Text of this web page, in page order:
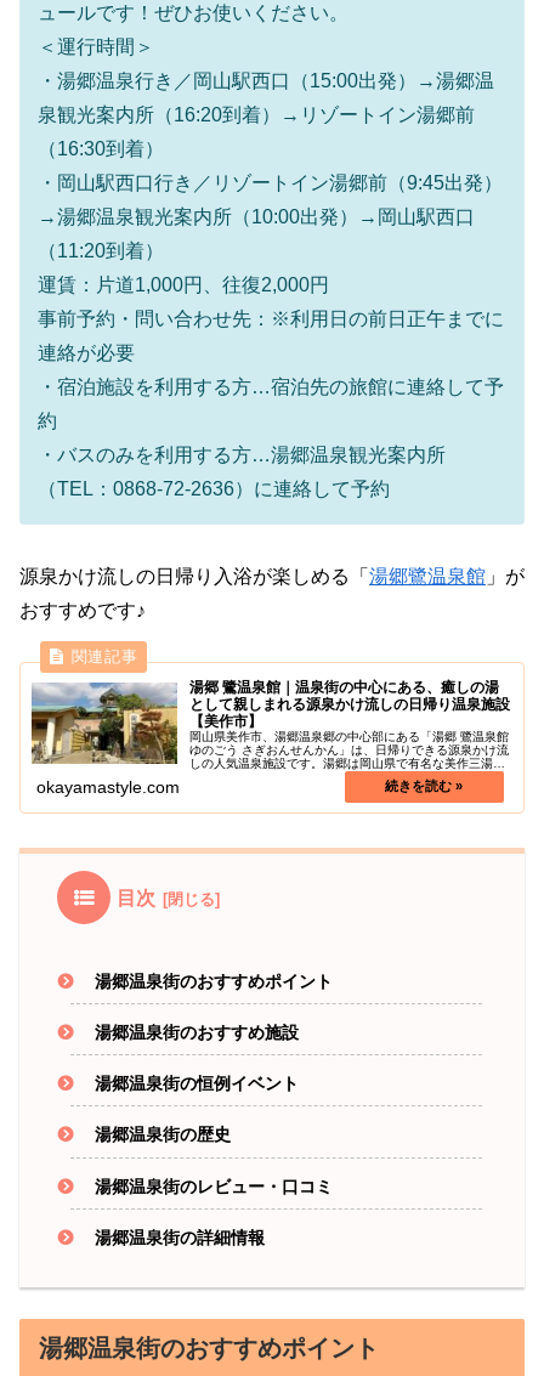
ュールです！ぜひお使いください。
＜運行時間＞
・湯郷温泉行き／岡山駅西口（15:00出発）→湯郷温
泉観光案内所（16:20到着）→リゾートイン湯郷前
（16:30到着）
・岡山駅西口行き／リゾートイン湯郷前（9:45出発）
→湯郷温泉観光案内所（10:00出発）→岡山駅西口
（11:20到着）
運賃：片道1,000円、往復2,000円
事前予約・問い合わせ先：※利用日の前日正午までに
連絡が必要
・宿泊施設を利用する方…宿泊先の旅館に連絡して予
約
・バスのみを利用する方…湯郷温泉観光案内所
（TEL：0868-72-2636）に連絡して予約
源泉かけ流しの日帰り入浴が楽しめる「 湯郷鷺温泉館 」が
おすすめです♪
湯郷 鷺温泉館｜温泉街の中心にある、癒しの湯
として親しまれる源泉かけ流しの日帰り温泉施設
【美作市】
岡山県美作市、湯郷温泉郷の中心部にある「湯郷 鷺温泉館
ゆのごう さぎおんせんかん」は、日帰りできる源泉かけ流
しの人気温泉施設です。湯郷は岡山県で有名な美作三湯の
うちの一つで、その中心に位置するのが湯郷鷺温泉館で
okayamastyle.com
目次
湯郷温泉街のおすすめポイント
湯郷温泉街のおすすめ施設
湯郷温泉街の恒例イベント
湯郷温泉街の歴史
湯郷温泉街のレビュー・口コミ
湯郷温泉街の詳細情報
湯郷温泉街のおすすめポイント